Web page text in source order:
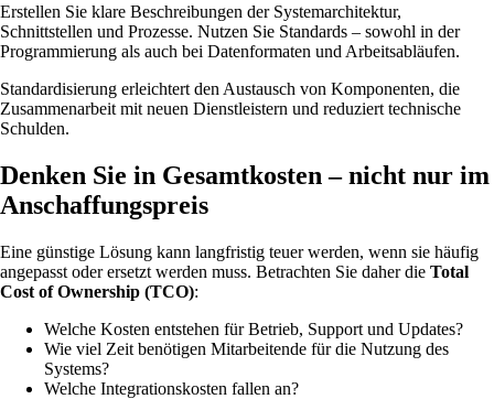
Erstellen Sie klare Beschreibungen der Systemarchitektur,
Schnittstellen und Prozesse. Nutzen Sie Standards – sowohl in der
Programmierung als auch bei Datenformaten und Arbeitsabläufen.
Standardisierung erleichtert den Austausch von Komponenten, die
Zusammenarbeit mit neuen Dienstleistern und reduziert technische
Schulden.
Denken Sie in Gesamtkosten – nicht nur im
Anschaffungspreis
Eine günstige Lösung kann langfristig teuer werden, wenn sie häufig
angepasst oder ersetzt werden muss. Betrachten Sie daher die Total
Cost of Ownership (TCO):
Welche Kosten entstehen für Betrieb, Support und Updates?
Wie viel Zeit benötigen Mitarbeitende für die Nutzung des
Systems?
Welche Integrationskosten fallen an?